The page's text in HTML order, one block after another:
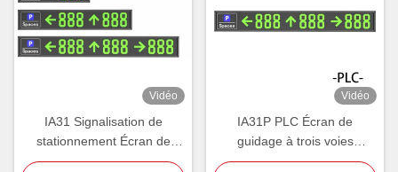
Vidéo
IA31 Signalisation de
stationnement Écran de
guidage intérieur Affichage
Vidéo
IA31P PLC Écran de
guidage à trois voies
intérieur Affichage de